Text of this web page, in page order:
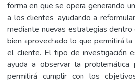
forma en que se opera generando
a los clientes, ayudando a
mediante nuevas estrategias
bien aprovechado lo que permitirá la
el cliente. El tipo de investigación
ayuda a observar la problemática
permitirá cumplir con los